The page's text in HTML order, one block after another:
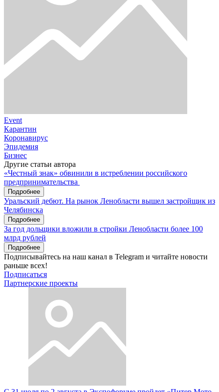
Event
Карантин
Коронавирус
Эпидемия
Бизнес
Другие статьи автора
«Честный знак» обвинили в истреблении российского
предпринимательства
Подробнее
Уральский дебют. На рынок Ленобласти вышел застройщик из
Челябинска
Подробнее
За год дольщики вложили в стройки Ленобласти более 100
млрд рублей
Подробнее
Подписывайтесь на наш канал в Telegram и читайте новости
раньше всех!
Подписаться
Партнерские проекты